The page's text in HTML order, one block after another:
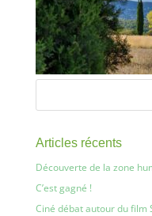
Articles récents
Découverte de la zone
C’est gagné !
Ciné débat autour du film